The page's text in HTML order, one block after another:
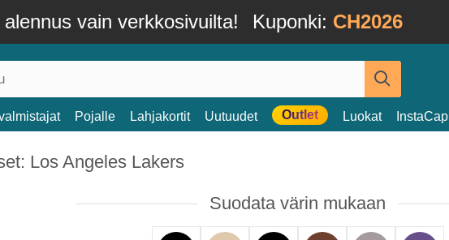
alennus vain verkkosivuilta! Kuponki: CH2026
Pojalle Lahjakortit Uutuudet Outlet Luokat InstaCap
Los Angeles Lakers
Suodata värin mukaan